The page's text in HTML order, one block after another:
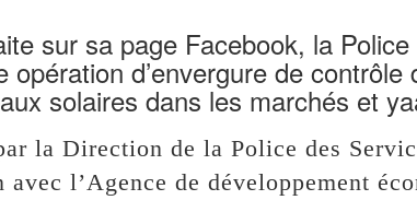
sur sa page Facebook, la
opération d’envergure de contrôle
solaires dans les marchés et
la Direction de la Police des
l’Agence de développement